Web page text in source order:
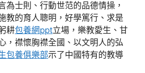
為士則、行動世范的品德情操，
教的育人聰明，好學篤行、求是
耕包養網ppt立場，樂教愛生、甘
，襟懷胸襟全國、以文明人的弘
包養俱樂部示了中國特有的教導